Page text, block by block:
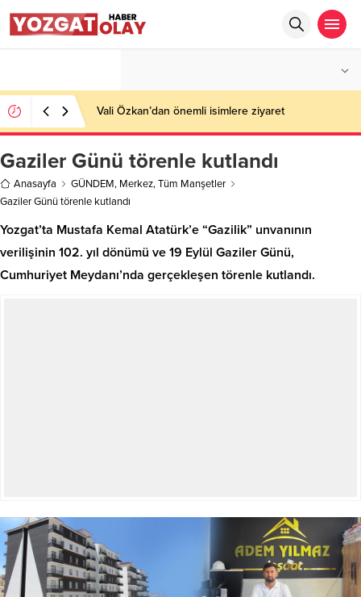
Vali Özkan’dan önemli isimlere ziyaret
Gaziler Günü törenle kutlandı
Anasayfa GÜNDEM, Merkez,Tüm Manşetler
Gaziler Günü törenle kutlandı
Yozgat’ta Mustafa Kemal Atatürk’e “Gazilik” unvanının
verilişinin 102. yıl dönümü ve 19 Eylül Gaziler Günü,
Cumhuriyet Meydanı’nda gerçekleşen törenle kutlandı.